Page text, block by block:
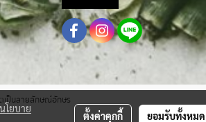
เป็นลายลักษณ์อักษร
นโยบาย
ตั้งค่าคุกกี้ ยอมรับทั้งหมด